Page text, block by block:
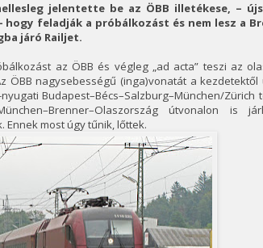
jelentette be az ÖBB illetékese, –
hogy feladják a próbálkozást és nem lesz a
járó Railjet.
az ÖBB és végleg „ad acta” teszi az
ÖBB nagysebességű (inga)vonatát a
Budapest–Bécs–Salzburg–München/Zürich
útvonalon is
Ennek most úgy tűnik, lőttek.